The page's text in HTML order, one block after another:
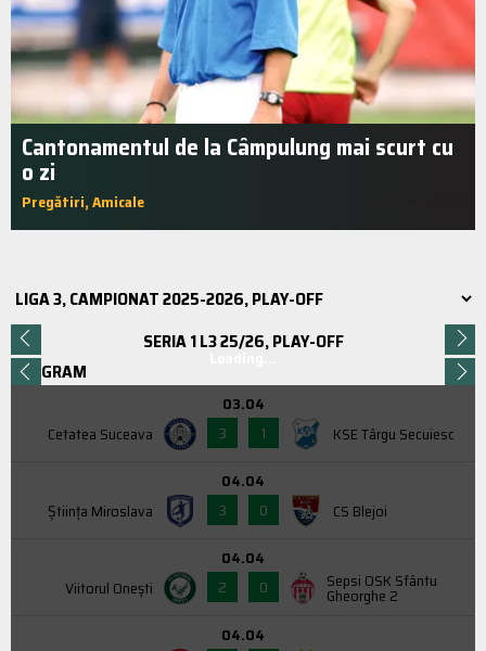
Cantonamentul de la Câmpulung mai scurt cu
o zi
Pregătiri, Amicale
SERIA 1 L3 25/26, PLAY-OFF
PROGRAM
Cetatea Suceava
03.04
3
1 KSE Târgu Secuiesc
Știința Miroslava
04.04
3
0 CS Blejoi
Viitorul Onești
04.04
2
0 Sepsi OSK Sfântu
Gheorghe 2
04.04